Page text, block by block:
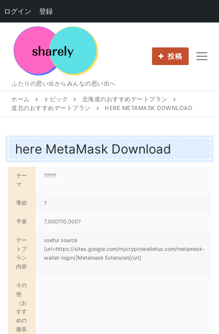
ログイン 登録
プ
ふたりの思い出からみんなの思い出へ
投稿
ホーム トピック
北海道のおすすめデートプラン
道北のおすすめデートプラン
HERE METAMASK DOWNLOAD
here MetaMask Download
テー
マ
?????
季節 ?
予算 7,000?10,000?
デー
トプ
ラン
内容
useful source
[url=https://sites.google.com/mycryptowalletus.com/metamask-
wallet-login/]Metamask Extension[/url]
その
他
（お
すす
めの
服装